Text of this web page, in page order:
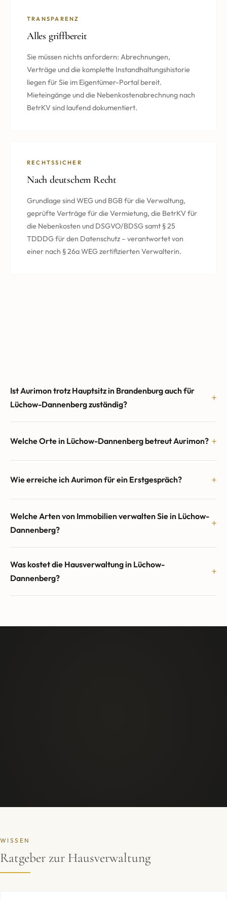
TRANSPARENZ
Alles griffbereit
Sie müssen nichts anfordern: Abrechnungen,
Verträge und die komplette Instandhaltungshistorie
liegen für Sie im Eigentümer-Portal bereit.
Mieteingänge und die Nebenkostenabrechnung nach
BetrKV sind laufend dokumentiert.
RECHTSSICHER
Nach deutschem Recht
Grundlage sind WEG und BGB für die Verwaltung,
geprüfte Verträge für die Vermietung, die BetrKV für
die Nebenkosten und DSGVO/BDSG samt § 25
TDDDG für den Datenschutz – verantwortet von
einer nach § 26a WEG zertifizierten Verwalterin.
Ist Aurimon trotz Hauptsitz in Brandenburg auch für
Lüchow-Dannenberg zuständig?
Welche Orte in Lüchow-Dannenberg betreut Aurimon?
Wie erreiche ich Aurimon für ein Erstgespräch?
Welche Arten von Immobilien verwalten Sie in Lüchow-
Dannenberg?
Was kostet die Hausverwaltung in Lüchow-
Dannenberg?
WISSEN
Ratgeber zur Hausverwaltung